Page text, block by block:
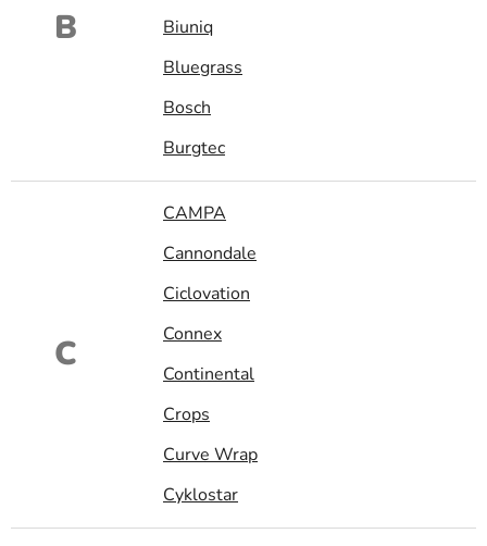
B
Biuniq
Bluegrass
Bosch
Burgtec
C
CAMPA
Cannondale
Ciclovation
Connex
Continental
Crops
Curve Wrap
Cyklostar